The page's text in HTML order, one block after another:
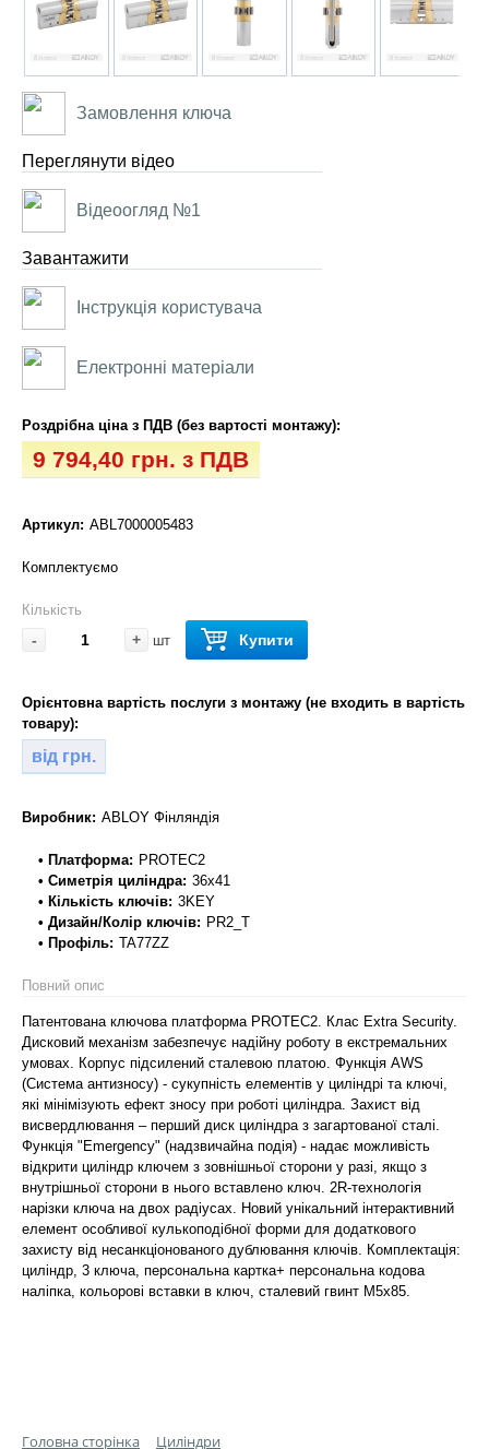
Замовлення ключа
Переглянути відео
Відеоогляд №1
Завантажити
Інструкція користувача
Електронні матеріали
Роздрібна ціна з ПДВ (без вартості монтажу):
9 794,40 грн. з ПДВ
Артикул: ABL7000005483
Комплектуємо
Кількість
- + шт Купити
Орієнтовна вартість послуги з монтажу (не входить в вартість
товару):
від грн.
Виробник: ABLOY Фінляндія
• Платформа: PROTEC2
• Симетрія циліндра: 36x41
• Кількість ключів: 3KEY
• Дизайн/Колір ключів: PR2_T
• Профіль: TA77ZZ
Повний опис
Патентована ключова платформа PROTEC2. Клас Extra Security.
Дисковий механізм забезпечує надійну роботу в екстремальних
умовах. Корпус підсилений сталевою платою. Функція AWS
(Система антизносу) - сукупність елементів у циліндрі та ключі,
які мінімізують ефект зносу при роботі циліндра. Захист від
висвердлювання – перший диск циліндра з загартованої сталі.
Функція "Emergency" (надзвичайна подія) - надає можливість
відкрити циліндр ключем з зовнішньої сторони у разі, якщо з
внутрішньої сторони в нього вставлено ключ. 2R-технологія
нарізки ключа на двох радіусах. Новий унікальний інтерактивний
елемент особливої кулькоподібної форми для додаткового
захисту від несанкціонованого дублювання ключів. Комплектація:
циліндр, 3 ключа, персональна картка+ персональна кодова
наліпка, кольорові вставки в ключ, сталевий гвинт М5х85.
Головна сторінка Циліндри